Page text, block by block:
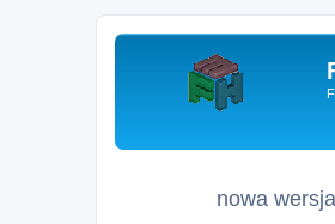
nowa